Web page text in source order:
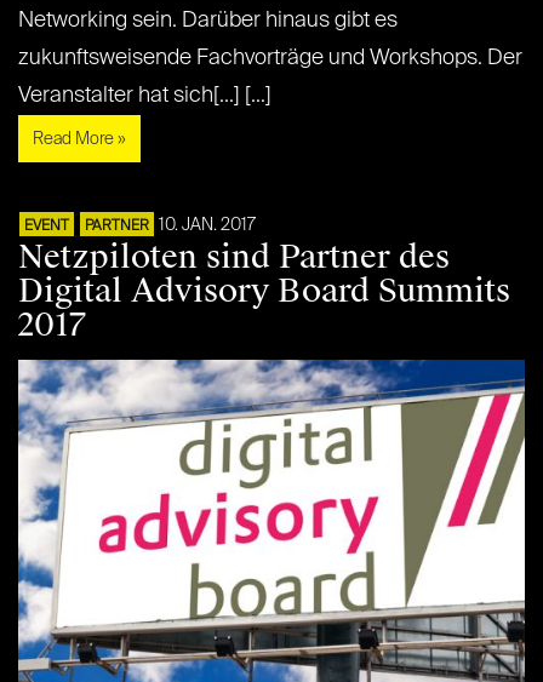
Networking sein. Darüber hinaus gibt es
zukunftsweisende Fachvorträge und Workshops. Der
Veranstalter hat sich[...] [...]
Read More »
EVENT PARTNER 10. JAN. 2017
Netzpiloten sind Partner des
Digital Advisory Board Summits
2017